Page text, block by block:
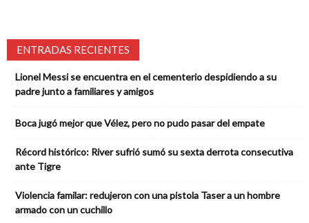
ENTRADAS RECIENTES
Lionel Messi se encuentra en el cementerio despidiendo a su
padre junto a familiares y amigos
Boca jugó mejor que Vélez, pero no pudo pasar del empate
Récord histórico: River sufrió sumó su sexta derrota consecutiva
ante Tigre
Violencia familar: redujeron con una pistola Taser a un hombre
armado con un cuchillo